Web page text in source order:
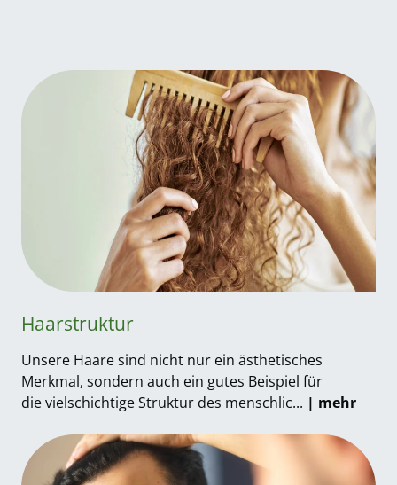
Haarstruktur
Unsere Haare sind nicht nur ein ästhetisches
Merkmal, sondern auch ein gutes Beispiel für
die vielschichtige Struktur des menschlic... | mehr